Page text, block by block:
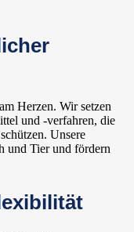
Herzen. Wir setzen
und -verfahren, die
Unsere
und Tier und fördern